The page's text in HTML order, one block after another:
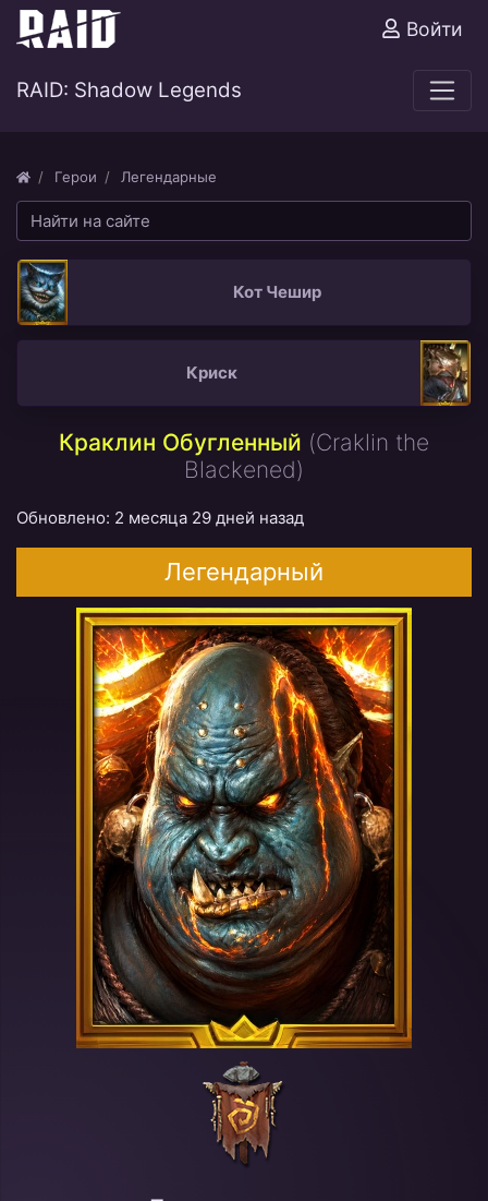
Войти
RAID: Shadow Legends
Герои Легендарные
Кот Чешир
Криск
Краклин Обугленный (Craklin the
Blackened)
Обновлено: 2 месяца 29 дней назад
Легендарный